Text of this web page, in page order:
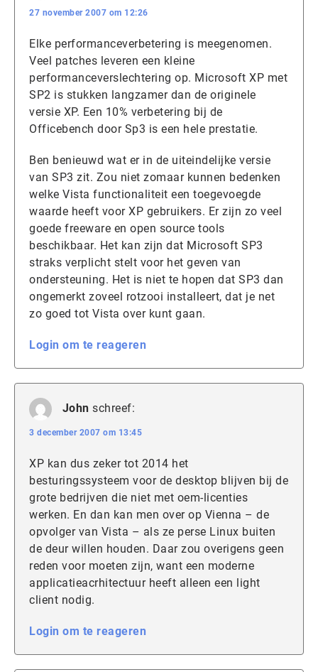
27 november 2007 om 12:26
Elke performanceverbetering is meegenomen.
Veel patches leveren een kleine
performanceverslechtering op. Microsoft XP met
SP2 is stukken langzamer dan de originele
versie XP. Een 10% verbetering bij de
Officebench door Sp3 is een hele prestatie.
Ben benieuwd wat er in de uiteindelijke versie
van SP3 zit. Zou niet zomaar kunnen bedenken
welke Vista functionaliteit een toegevoegde
waarde heeft voor XP gebruikers. Er zijn zo veel
goede freeware en open source tools
beschikbaar. Het kan zijn dat Microsoft SP3
straks verplicht stelt voor het geven van
ondersteuning. Het is niet te hopen dat SP3 dan
ongemerkt zoveel rotzooi installeert, dat je net
zo goed tot Vista over kunt gaan.
Login om te reageren
John schreef:
3 december 2007 om 13:45
XP kan dus zeker tot 2014 het
besturingssysteem voor de desktop blijven bij de
grote bedrijven die niet met oem-licenties
werken. En dan kan men over op Vienna – de
opvolger van Vista – als ze perse Linux buiten
de deur willen houden. Daar zou overigens geen
reden voor moeten zijn, want een moderne
applicatieacrhitectuur heeft alleen een light
client nodig.
Login om te reageren